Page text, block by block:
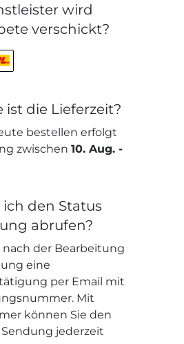
wird
verschickt?
ist die Lieferzeit?
bestellen erfolgt
zwischen10. Aug. -
den Status
abrufen?
nach der Bearbeitung
eine
per Email mit
Mit
können Sie den
jederzeit